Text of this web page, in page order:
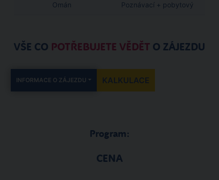
Omán Poznávací + pobytový
VŠE CO POTŘEBUJETE VĚDĚT O ZÁJEZDU
INFORMACE O ZÁJEZDU KALKULACE
Program:
CENA